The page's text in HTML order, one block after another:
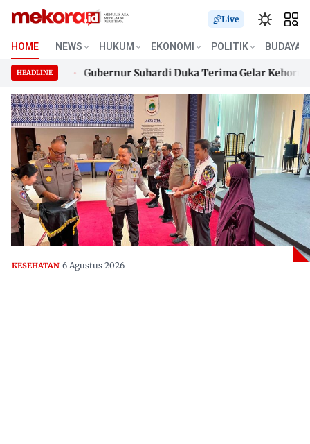
Skip
content
Live
HOME NEWS HUKUM EKONOMI POLITIK BUDAYA
HEADLINE
Desa Gubernur Suhardi Duka Terima Gelar
Desa Gubernur Suhardi Duka Terima Gelar Kehormatan
KESEHATAN 6 Agustus 2026